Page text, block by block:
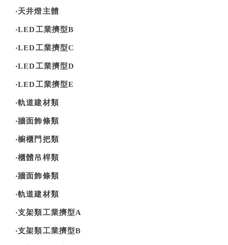
‧天井燈主體
‧LED工業擠型B
‧LED工業擠型C
‧LED工業擠型D
‧LED工業擠型E
‧軌道建材類
‧牆面飾條類
‧櫥櫃門把類
‧櫃體吊桿類
‧牆面飾條類
‧軌道建材類
‧支架類工業擠型A
‧支架類工業擠型B